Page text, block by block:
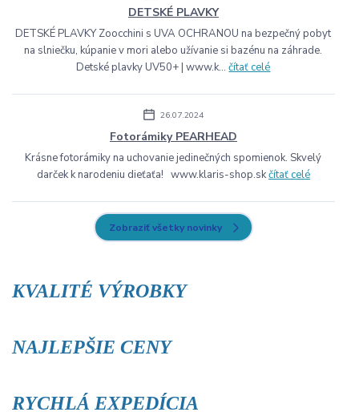
DETSKÉ PLAVKY
DETSKÉ PLAVKY Zoocchini s UVA OCHRANOU na bezpečný pobyt
na slniečku, kúpanie v mori alebo užívanie si bazénu na záhrade.
Detské plavky UV50+ | www.k...čítať celé
26.07.2024
Fotorámiky PEARHEAD
Krásne fotorámiky na uchovanie jedinečných spomienok. Skvelý
darček k narodeniu dieťaťa! www.klaris-shop.skčítať celé
Zobraziť všetky novinky
KVALITÉ VÝROBKY
NAJLEPŠIE CENY
RYCHLÁ EXPEDÍCIA